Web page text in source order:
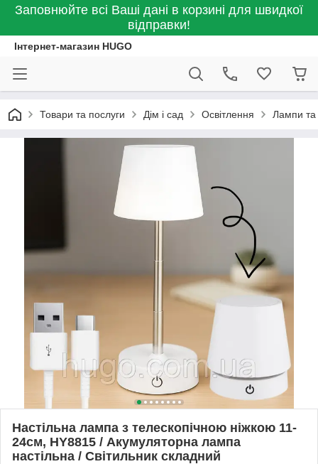
Заповнюйте всі Ваші дані в корзині для швидкої
відправки!
Інтернет-магазин HUGO
Товари та послуги Дім і сад Освітлення Лампи та
Настільна лампа з телескопічною ніжкою 11-
24см, HY8815 / Акумуляторна лампа
настільна / Світильник складний